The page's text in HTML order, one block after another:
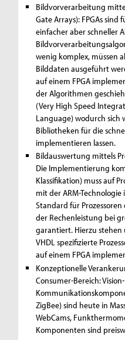
Bildvorverarbeitung
Gate Arrays): FPGAs
einfacher aber schneller
wenig komplex, müssen
Bilddaten ausgeführt
auf einem FPGA
der Algorithmen
(Very High Speed
Language) wodurch sich
Bibliotheken für die
implementieren lassen.
Bildauswertung mittels
Die Implementierung
Klassifikation) muss auf
mit der ARM-
Standard für
der Rechenleistung bei
garantiert. Hierzu stehen
VHDL spezifizierte
auf einem FPGA
Konzeptionelle
Consumer-Bereich:
ZigBee) sind heute in
WebCams,
Komponenten sind